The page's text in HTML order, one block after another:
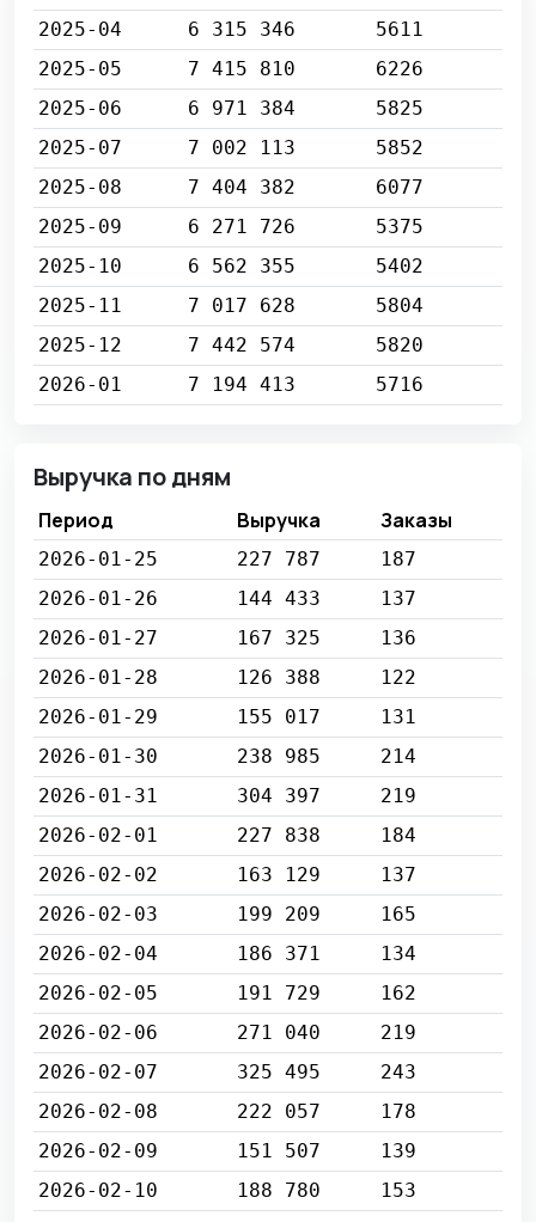
2025-04
6 315 346
5611
2025-05
7 415 810
6226
2025-06
6 971 384
5825
2025-07
7 002 113
5852
2025-08
7 404 382
6077
2025-09
6 271 726
5375
2025-10
6 562 355
5402
2025-11
7 017 628
5804
2025-12
7 442 574
5820
2026-01
7 194 413 5716
Выручка по дням
Период Выручка Заказы
2026-01-25 227 787
187
2026-01-26
144 433
137
2026-01-27
167 325
136
2026-01-28
126 388
122
2026-01-29
155 017
131
2026-01-30
238 985
214
2026-01-31
304 397
219
2026-02-01
227 838
184
2026-02-02
163 129
137
2026-02-03
199 209
165
2026-02-04
186 371
134
2026-02-05
191 729
162
2026-02-06
271 040
219
2026-02-07
325 495
243
2026-02-08
222 057
178
2026-02-09
151 507
139
2026-02-10
188 780
153